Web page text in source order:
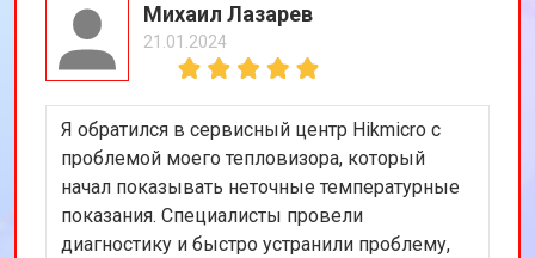
Михаил Лазарев
21.01.2024
Я обратился в сервисный центр Hikmicro с
проблемой моего тепловизора, который
начал показывать неточные температурные
показания. Специалисты провели
диагностику и быстро устранили проблему,